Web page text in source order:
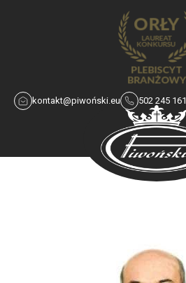
kontakt@piwoński.eu 502 245 161